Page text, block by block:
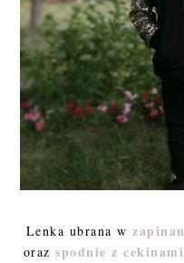
Lenka ubrana w
oraz spodnie z cekinami